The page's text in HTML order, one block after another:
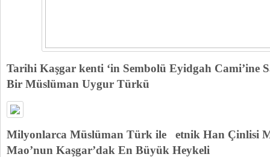
Tarihi Kaşgar kenti ‘in Sembolü Eyidgah Cami’ine
Bir Müslüman Uygur Türkü
Milyonlarca Müslüman Türk ile etnik Han Çinlisi
Mao’nun Kaşgar’dak En Büyük Heykeli